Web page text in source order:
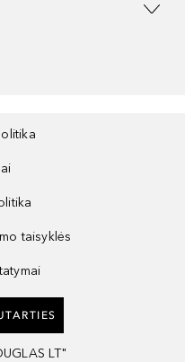
taisyklės
LT"